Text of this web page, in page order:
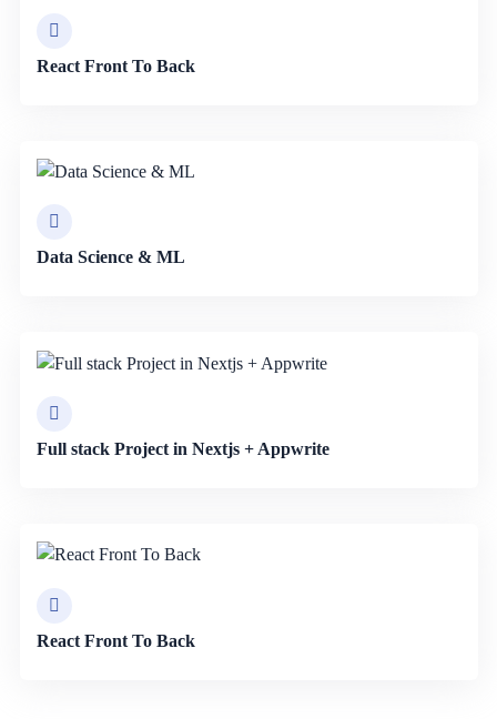
React Front To Back
Data Science & ML
Full stack Project in Nextjs + Appwrite
React Front To Back